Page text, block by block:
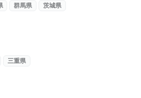
群馬県 茨城県
三重県